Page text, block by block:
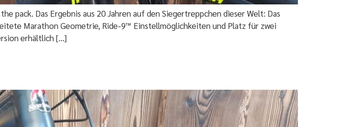
Das Ergebnis aus 20 Jahren auf den Siegertreppchen dieser Welt: Das
Marathon Geometrie, Ride-9™ Einstellmöglichkeiten und Platz für zwei
erhältlich […]